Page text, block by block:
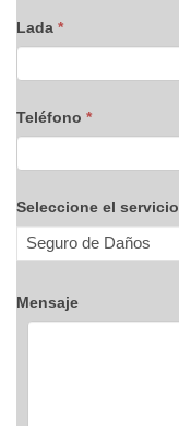
Lada *
Teléfono *
Seleccione el servicio
Mensaje